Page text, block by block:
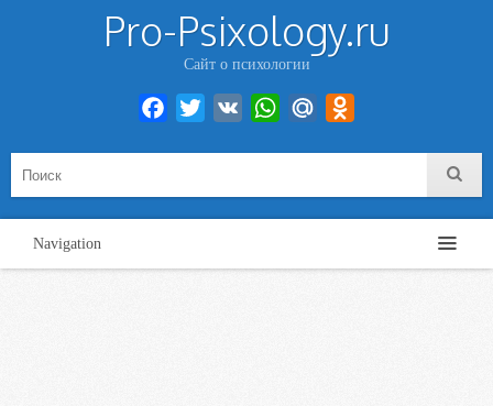
Pro-Psixology.ru
Сайт о психологии
Facebook
Twitter VK WhatsAppMail.Ru
Navigation